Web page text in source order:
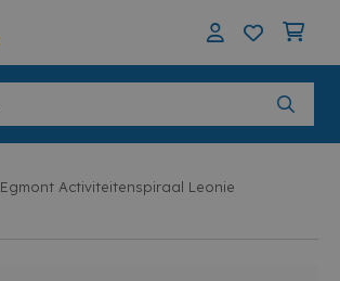
Egmont Activiteitenspiraal Leonie